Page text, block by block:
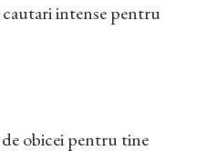
intense pentru
obicei pentru tine